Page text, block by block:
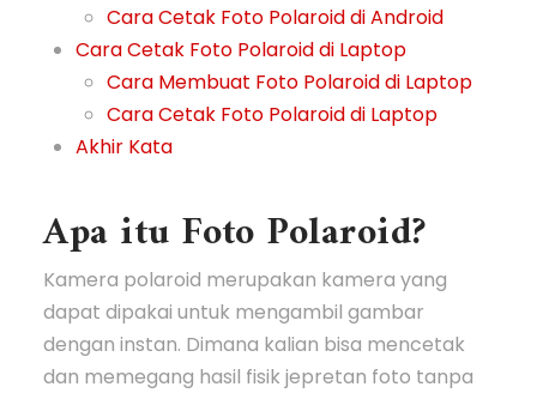
Cara Cetak Foto Polaroid di Android
Cara Cetak Foto Polaroid di Laptop
Cara Membuat Foto Polaroid di Laptop
Cara Cetak Foto Polaroid di Laptop
Akhir Kata
Apa itu Foto Polaroid?
Kamera polaroid merupakan kamera yang
dapat dipakai untuk mengambil gambar
dengan instan. Dimana kalian bisa mencetak
dan memegang hasil fisik jepretan foto tanpa